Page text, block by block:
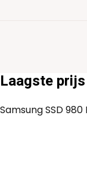
Laagste
Samsung SSD 980